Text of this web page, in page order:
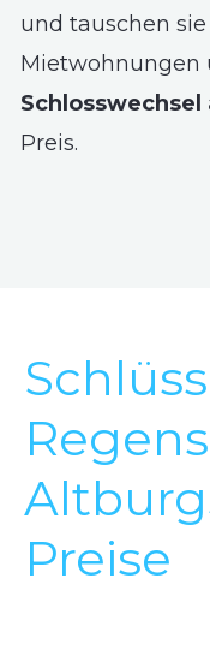
und tauschen
Mietwohnungen
Preis.
Preise